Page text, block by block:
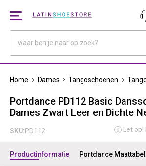
Home Dames Tangoschoenen
Portdance PD112 Basic
Dames Zwart Leer en Dichte
SKU:PD112 Let
Productinformatie Portdance Maattabel